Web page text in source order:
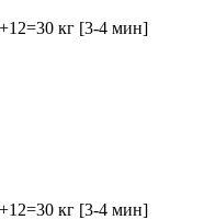
кг [3-4 мин]
кг [3-4 мин]